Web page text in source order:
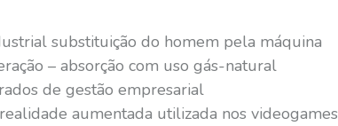
substituição do homem pela máquina
– absorção com uso gás-natural
de gestão empresarial
aumentada utilizada nos videogames